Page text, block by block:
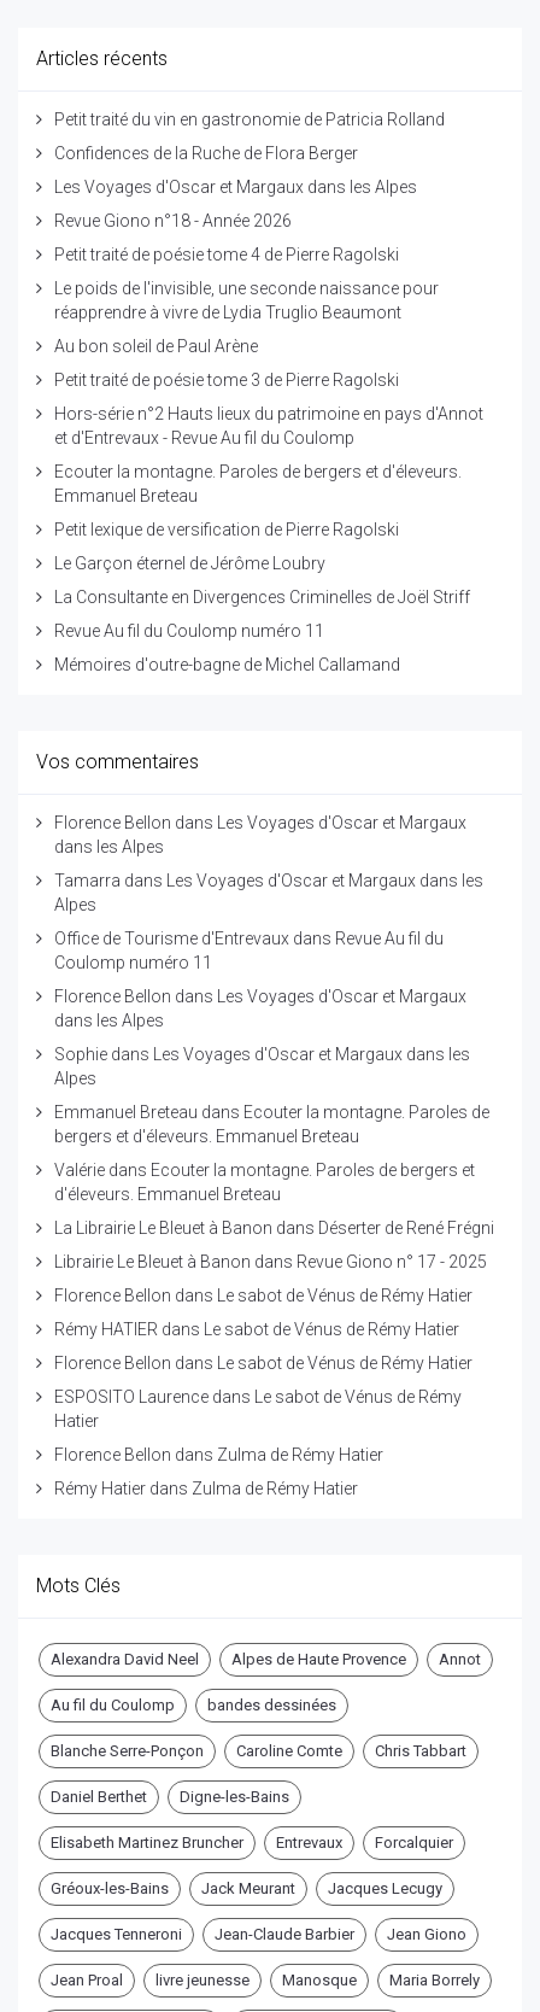
Articles récents
Petit traité du vin en gastronomie de Patricia Rolland
Confidences de la Ruche de Flora Berger
Les Voyages d'Oscar et Margaux dans les Alpes
Revue Giono n°18 - Année 2026
Petit traité de poésie tome 4 de Pierre Ragolski
Le poids de l'invisible, une seconde naissance pour
réapprendre à vivre de Lydia Truglio Beaumont
Au bon soleil de Paul Arène
Petit traité de poésie tome 3 de Pierre Ragolski
Hors-série n°2 Hauts lieux du patrimoine en pays d'Annot
et d'Entrevaux - Revue Au fil du Coulomp
Ecouter la montagne. Paroles de bergers et d'éleveurs.
Emmanuel Breteau
Petit lexique de versification de Pierre Ragolski
Le Garçon éternel de Jérôme Loubry
La Consultante en Divergences Criminelles de Joël Striff
Revue Au fil du Coulomp numéro 11
Mémoires d'outre-bagne de Michel Callamand
Vos commentaires
Florence Bellon dans
Les Voyages d'Oscar et Margaux
dans les Alpes
Tamarra dans
Les Voyages d'Oscar et Margaux dans les
Alpes
Office de Tourisme d'Entrevaux dans Revue Au fil du
Coulomp numéro 11
Florence Bellon dans
Les Voyages d'Oscar et Margaux
dans les Alpes
Sophie dans
Les Voyages d'Oscar et Margaux dans les
Alpes
Emmanuel Breteau dans Ecouter la montagne. Paroles de
bergers et d'éleveurs. Emmanuel Breteau
Valérie dans Ecouter la montagne. Paroles de bergers et
d'éleveurs. Emmanuel Breteau
La Librairie Le Bleuet à Banon dans Déserter de René Frégni
Librairie Le Bleuet à Banon dans Revue Giono n° 17 - 2025
Florence Bellon dans
Le sabot de Vénus de Rémy Hatier
Rémy HATIER dans
Le sabot de Vénus de Rémy Hatier
Florence Bellon dans
Le sabot de Vénus de Rémy Hatier
ESPOSITO Laurence dans
Le sabot de Vénus de Rémy
Hatier
Florence Bellon dans Zulma de Rémy Hatier
Rémy Hatier dans Zulma de Rémy Hatier
Mots Clés
Alexandra David Neel Alpes de Haute Provence Annot
Au fil du Coulomp bandes dessinées
Blanche Serre-Ponçon Caroline Comte Chris Tabbart
Daniel Berthet Digne-les-Bains
Elisabeth Martinez Bruncher Entrevaux Forcalquier
Gréoux-les-Bains Jack Meurant Jacques Lecugy
Jacques Tenneroni Jean-Claude Barbier Jean Giono
Jean Proal livre jeunesse Manosque Maria Borrely